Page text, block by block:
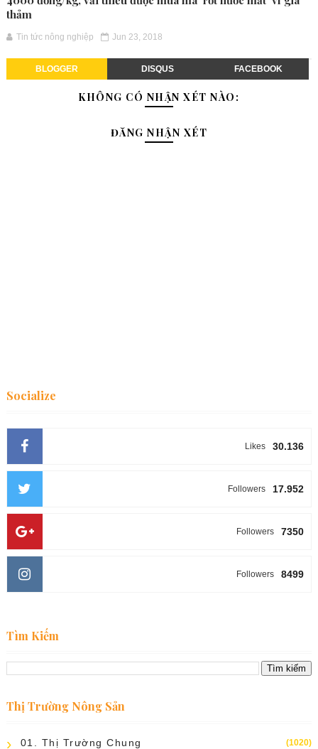
thảm
Tin tức nông nghiệp Jun 23, 2018
BLOGGER DISQUS FACEBOOK
KHÔNG CÓ NHẬN XÉT NÀO:
ĐĂNG NHẬN XÉT
Socialize
30.136
Likes
17.952
Followers
7350
Followers
8499
Followers
Tìm Kiếm
Thị Trường Nông Sản
01. Thị Trường Chung (1020)